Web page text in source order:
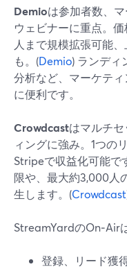
Demioは参加者数、
ウェビナーに重点。
人まで規模拡張可能
も。(Demio) ランディ
分析など、マーケテ
に便利です。
Crowdcastはマルチ
ィングに強み。1つの
Stripeで収益化可能で
限や、最大約3,000人
生します。(Crowdcast
StreamYardのOn‑Air
登録、リード獲